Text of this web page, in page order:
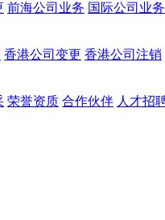
前海公司业务 国际公司业务
香港公司变更 香港公司注销
荣誉资质 合作伙伴 人才招